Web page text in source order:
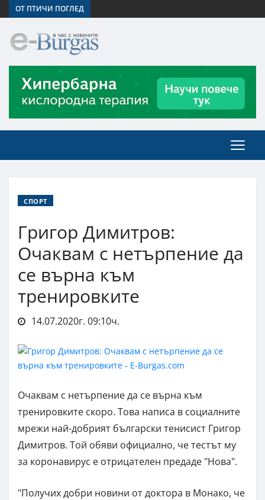
ОТ ПТИЧИ ПОГЛЕД
СПОРТ
Григор Димитров:
Очаквам с нетърпение да
се върна към
тренировките
14.07.2020г. 09:10ч.
Очаквам с нетърпение да се върна към
тренировките скоро. Това написа в социалните
мрежи най-добрият български тенисист Григор
Димитров. Той обяви официално, че тестът му
за коронавирус е отрицателен предаде "Нова".
"Получих добри новини от доктора в Монако, че